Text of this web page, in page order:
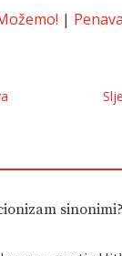
| Penava
sinonimi?